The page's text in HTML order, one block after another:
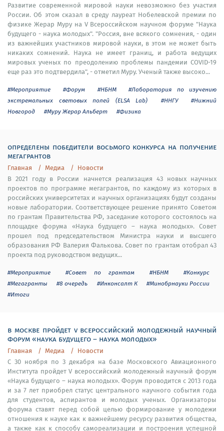
Развитие современной мировой науки невозможно без участия
России. Об этом сказал в среду лауреат Нобелевской премии по
физике Жерар Муру на V Всероссийском научном форуме "Наука
будущего - наука молодых". "Россия, вне всякого сомнения, - один
из важнейших участников мировой науки, в этом не может быть
никаких сомнений. Наука не имеет границ, и работа ведущих
мировых ученых по преодолению проблемы пандемии COVID-19
еще раз это подтвердила", - отметил Муру. Ученый также высоко...
#Мероприятие #Форум #НБНМ
#Лаборатория по изучению
экстремальных световых полей (ELSA Lab)
#ННГУ
#Нижний
Новгород
#Муру Жерар Альберт #Физика
определены победители восьмого конкурса на получение
мегагрантов
Главная Медиа
Новости
В 2021 году в России начнется реализация 43 новых научных
проектов по программе мегагрантов, по каждому из которых в
российских университетах и научных организациях будут созданы
новые лаборатории. Соответствующее решение принято Советом
по грантам Правительства РФ, заседание которого состоялось на
площадке форума «Наука будущего – наука молодых». Совет
прошел под председательством Министра науки и высшего
образования РФ Валерия Фалькова. Совет по грантам отобрал 43
проекта под руководством ведущих...
#Мероприятие #Совет по грантам #НБНМ
#Конкурс
#Мегагранты
#8 очередь #Инконсалт К
#Минобрнауки России
#Итоги
в москве пройдет v всероссийский молодежный научный
форум «наука будущего – наука молодых»
Главная Медиа
Новости
С 30 ноября по 3 декабря на базе Московского Авиационного
Института пройдет V всероссийский молодежный научный форум
«Наука будущего – наука молодых». Форум проводится с 2013 года
и за 7 лет приобрел статус центрального научного события года
для студентов, аспирантов и молодых ученых. Организаторы
форума ставят перед собой целью формирование у молодежи
отношения к науке как к важнейшему ресурсу развития общества,
а также как к способу самореализации и построения успешной